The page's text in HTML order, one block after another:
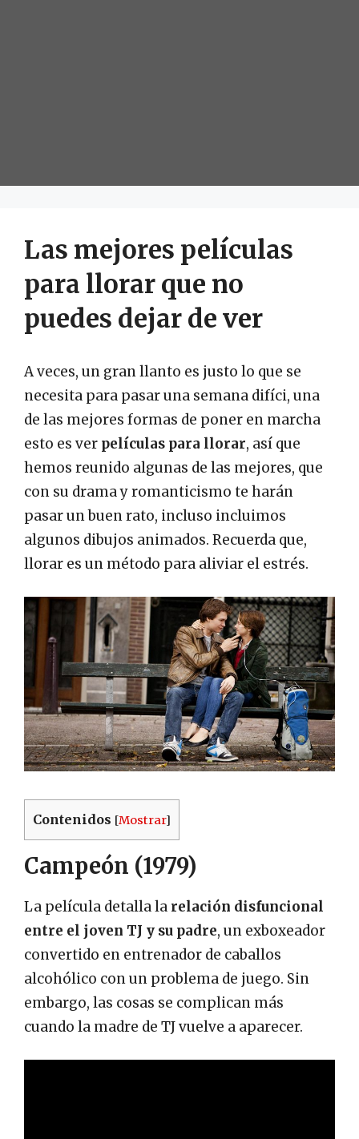
Las mejores películas
para llorar que no
puedes dejar de ver
A veces, un gran llanto es justo lo que se
necesita para pasar una semana difíci, una
de las mejores formas de poner en marcha
esto es ver películas para llorar, así que
hemos reunido algunas de las mejores, que
con su drama y romanticismo te harán
pasar un buen rato, incluso incluimos
algunos dibujos animados. Recuerda que,
llorar es un método para aliviar el estrés.
Contenidos [Mostrar]
Campeón (1979)
La película detalla la relación disfuncional
entre el joven TJ y su padre, un exboxeador
convertido en entrenador de caballos
alcohólico con un problema de juego. Sin
embargo, las cosas se complican más
cuando la madre de TJ vuelve a aparecer.